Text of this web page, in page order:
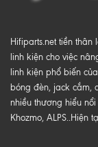
Hifiparts.net tiền
linh kiện cho việc
linh kiện phổ biến
bóng đèn, jack cắm,
nhiều thương hiểu nổi
Khozmo, ALPS..Hiện